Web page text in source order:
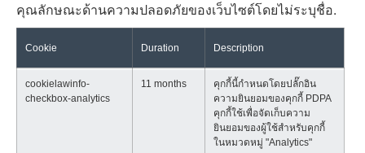
คุณลักษณะด้านความปลอดภัยของเว็บไซต์โดยไม่ระบุชื่อ.
Cookie Duration Description
cookielawinfo-
checkbox-analytics
11 months
คุกกี้นี้กำหนดโดยปลั๊กอิน
ความยินยอมของคุกกี้ PDPA
คุกกี้ใช้เพื่อจัดเก็บความ
ยินยอมของผู้ใช้สำหรับคุกกี้
ในหมวดหมู่ "Analytics"